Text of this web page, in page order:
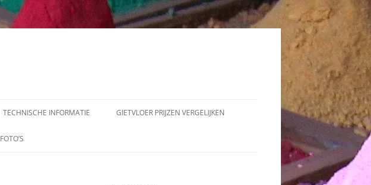
TECHNISCHE INFORMATIE
100% ALIFATISCHE PU GIETVLOER
GIETVLOER PRIJZEN VERGELIJKEN
FOTO’S